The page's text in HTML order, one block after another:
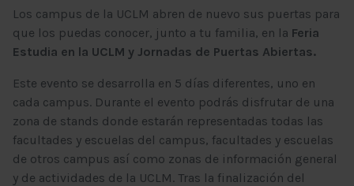
Los campus de la UCLM abren de nuevo sus puertas para
que los puedas conocer, junto a tu familia, en la Feria
Estudia en la UCLM y Jornadas de Puertas Abiertas.
Este evento se desarrolla en 5 días diferentes, uno en
cada campus. Durante el evento podrás disfrutar de una
zona de stands donde estarán representadas todas las
facultades y escuelas del campus, facultades y escuelas
de otros campus así como zonas de información general
y de actividades de la UCLM. Tras la finalización del